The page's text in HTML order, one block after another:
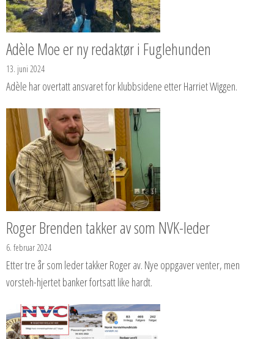
Adèle Moe er ny redaktør i Fuglehunden
13. juni 2024
Adèle har overtatt ansvaret for klubbsidene etter Harriet Wiggen.
Roger Brenden takker av som NVK-leder
6. februar 2024
Etter tre år som leder takker Roger av. Nye oppgaver venter, men
vorsteh-hjertet banker fortsatt like hardt.